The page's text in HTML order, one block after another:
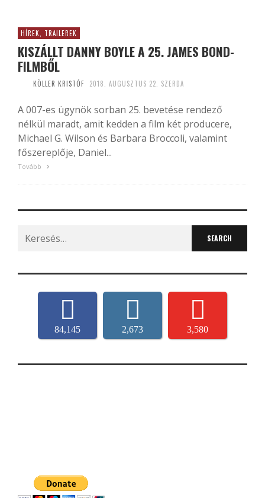
HÍREK, TRAILEREK
KISZÁLLT DANNY BOYLE A 25. JAMES BOND-
FILMBŐL
KÖLLER KRISTÓF 2018. AUGUSZTUS 22. SZERDA
A 007-es ügynök sorban 25. bevetése rendező
nélkül maradt, amit kedden a film két producere,
Michael G. Wilson és Barbara Broccoli, valamint
főszereplője, Daniel...
Tovább
Search
for:
84,145 2,673 3,580